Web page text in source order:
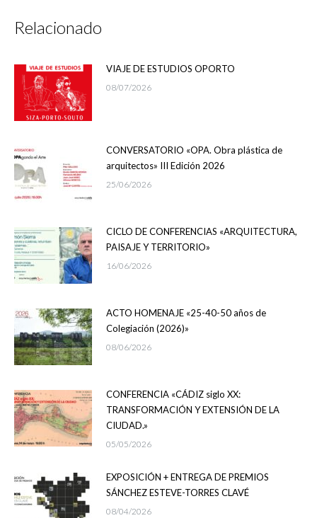
Relacionado
VIAJE DE ESTUDIOS OPORTO
08/07/2026
CONVERSATORIO «OPA. Obra plástica de
arquitectos» III Edición 2026
25/06/2026
CICLO DE CONFERENCIAS «ARQUITECTURA,
PAISAJE Y TERRITORIO»
16/06/2026
ACTO HOMENAJE «25-40-50 años de
Colegiación (2026)»
08/06/2026
CONFERENCIA «CÁDIZ siglo XX:
TRANSFORMACIÓN Y EXTENSIÓN DE LA
CIUDAD.»
05/05/2026
EXPOSICIÓN + ENTREGA DE PREMIOS
SÁNCHEZ ESTEVE-TORRES CLAVÉ
08/04/2026